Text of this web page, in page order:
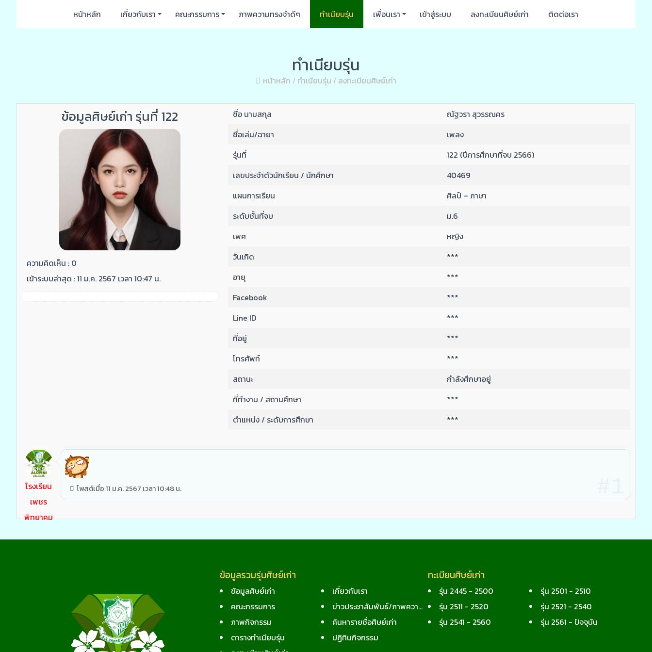
หน้าหลัก เกี่ยวกับเรา คณะกรรมการ ภาพความทรงจำดีๆ ทำเนียบรุ่น เพื่อนเรา เข้าสู่ระบบ ลงทะเบียนศิษย์เก่า ติดต่อเรา
ทำเนียบรุ่น
หน้าหลัก ทำเนียบรุ่น ลงทะเบียนศิษย์เก่า
ข้อมูลศิษย์เก่า รุ่นที่ 122
ความคิดเห็น : 0
เข้าระบบล่าสุด : 11 ม.ค. 2567 เวลา 10:47 น.
ชื่อ นามสกุล
ณัฐวรา สุวรรณคร
ชื่อเล่น/ฉายา
เพลง
รุ่นที่
122 (ปีการศึกษาที่จบ 2566)
เลขประจำตัวนักเรียน / นักศึกษา
40469
แผนการเรียน
ศิลป์ – ภาษา
ระดับชั้นที่จบ
ม.6
เพศ
หญิง
วันเกิด
***
อายุ
***
Facebook
***
Line ID
***
ที่อยู่
***
โทรศัพท์
***
สถานะ
กำลังศึกษาอยู่
ที่ทำงาน / สถานศึกษา
***
ตำแหน่ง / ระดับการศึกษา
***
โรงเรียน
เพชร
พิทยาคม
โพสต์เมื่อ 11 ม.ค. 2567 เวลา 10:48 น.
ข้อมูลรวมรุ่นศิษย์เก่า
ข้อมูลศิษย์เก่า
เกี่ยวกับเรา
คณะกรรมการ
ข่าวประชาสัมพันธ์/ภาพความทรงจำ
ภาพกิจกรรม
ค้นหารายชื่อศิษย์เก่า
ตารางทำเนียบรุ่น
ปฏิทินกิจกรรม
ทะเบียนศิษย์เก่า
รุ่น 2445 - 2500
รุ่น 2501 - 2510
รุ่น 2511 - 2520
รุ่น 2521 - 2540
รุ่น 2541 - 2560
รุ่น 2561 - ปัจจุบัน